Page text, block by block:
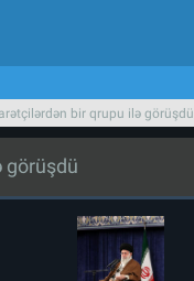
bir qrupu ilə görüşdü
görüşdü